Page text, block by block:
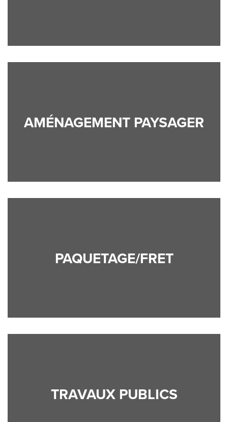
AMÉNAGEMENT PAYSAGER
PAQUETAGE/FRET
TRAVAUX PUBLICS